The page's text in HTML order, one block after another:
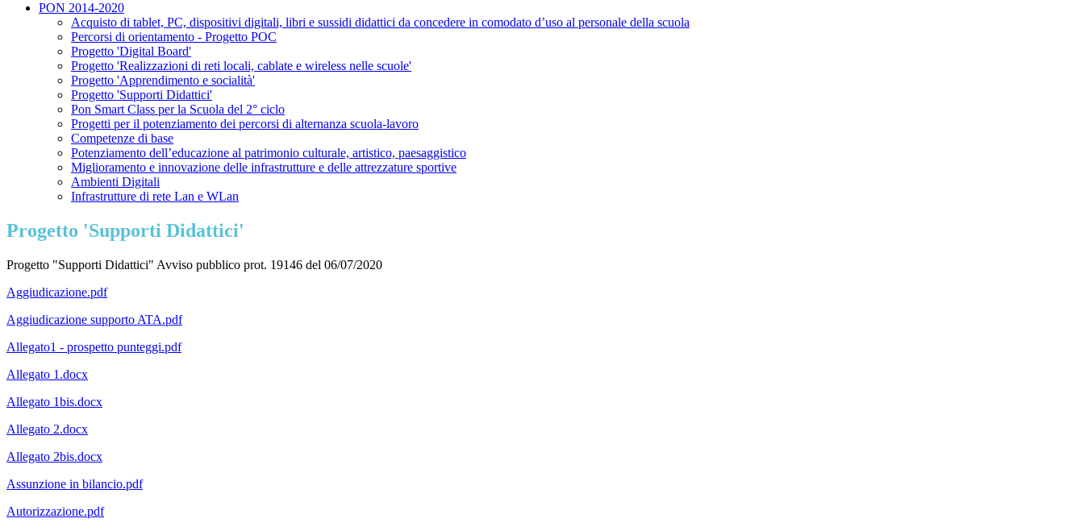
PON 2014-2020
Acquisto di tablet, PC, dispositivi digitali, libri e sussidi didattici da concedere in comodato d’uso al personale della scuola
Percorsi di orientamento - Progetto POC
Progetto 'Digital Board'
Progetto 'Realizzazioni di reti locali, cablate e wireless nelle scuole'
Progetto 'Apprendimento e socialità'
Progetto 'Supporti Didattici'
Pon Smart Class per la Scuola del 2° ciclo
Progetti per il potenziamento dei percorsi di alternanza scuola-lavoro
Competenze di base
Potenziamento dell’educazione al patrimonio culturale, artistico, paesaggistico
Miglioramento e innovazione delle infrastrutture e delle attrezzature sportive
Ambienti Digitali
Infrastrutture di rete Lan e WLan
Progetto 'Supporti Didattici'
Progetto "Supporti Didattici" Avviso pubblico prot. 19146 del 06/07/2020
Aggiudicazione.pdf
Aggiudicazione supporto ATA.pdf
Allegato1 - prospetto punteggi.pdf
Allegato 1.docx
Allegato 1bis.docx
Allegato 2.docx
Allegato 2bis.docx
Assunzione in bilancio.pdf
Autorizzazione.pdf